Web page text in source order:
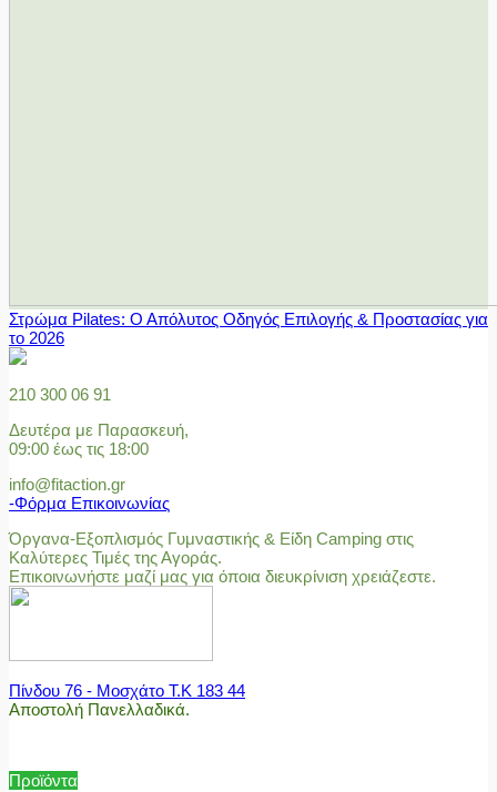
Στρώμα Pilates: Ο Απόλυτος Οδηγός Επιλογής & Προστασίας για
το 2026
210 300 06 91
Δευτέρα με Παρασκευή,
09:00 έως τις 18:00
info@fitaction.gr
-Φόρμα Επικοινωνίας
Όργανα-Εξοπλισμός Γυμναστικής & Είδη Camping στις
Καλύτερες Τιμές της Αγοράς.
Επικοινωνήστε μαζί μας για όποια διευκρίνιση χρειάζεστε.
Πίνδου 76 - Μοσχάτο Τ.Κ 183 44
Αποστολή Πανελλαδικά.
Προϊόντα